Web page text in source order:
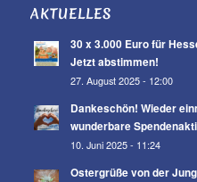
AKTUELLES
30 x 3.000 Euro für
Jetzt abstimmen!
27. August 2025 - 12:00
Dankeschön! Wieder
wunderbare
10. Juni 2025 - 11:24
Ostergrüße von der